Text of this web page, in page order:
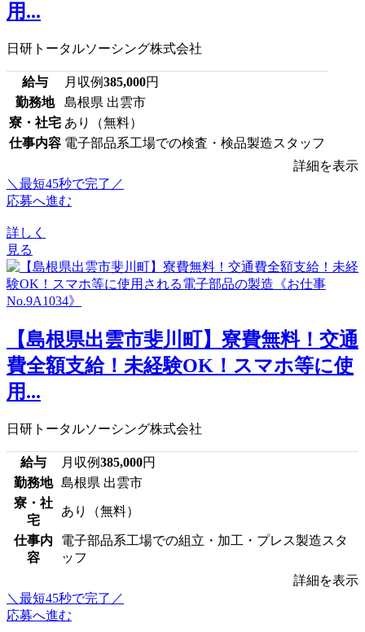
用...
日研トータルソーシング株式会社
給与 月収例385,000円
勤務地
島根県 出雲市
寮・社宅 あり（無料）
仕事内容 電子部品系工場での検査・検品製造スタッフ
詳細を表示
＼最短45秒で完了／
応募へ進む
詳しく
見る
【島根県出雲市斐川町】寮費無料！交通
費全額支給！未経験OK！スマホ等に使
用...
日研トータルソーシング株式会社
給与 月収例385,000円
勤務地 島根県 出雲市
寮・社
宅
あり（無料）
仕事内
容
電子部品系工場での組立・加工・プレス製造スタ
ッフ
詳細を表示
＼最短45秒で完了／
応募へ進む